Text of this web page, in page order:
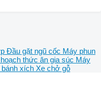
Đầu gặt ngũ cốc Máy phun
thức ăn gia súc Máy
xích Xe chở gỗ